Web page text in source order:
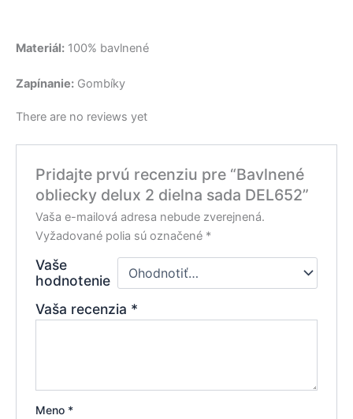
Materiál: 100% bavlnené
Zapínanie: Gombíky
There are no reviews yet
Pridajte prvú recenziu pre “Bavlnené
obliecky delux 2 dielna sada DEL652”
Vaša e-mailová adresa nebude zverejnená.
Vyžadované polia sú označené *
Vaše
hodnotenie
Vaša recenzia *
Meno *